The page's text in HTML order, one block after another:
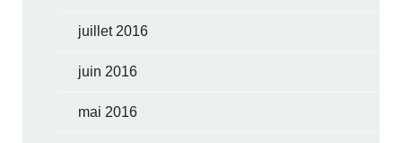
juillet 2016
juin 2016
mai 2016